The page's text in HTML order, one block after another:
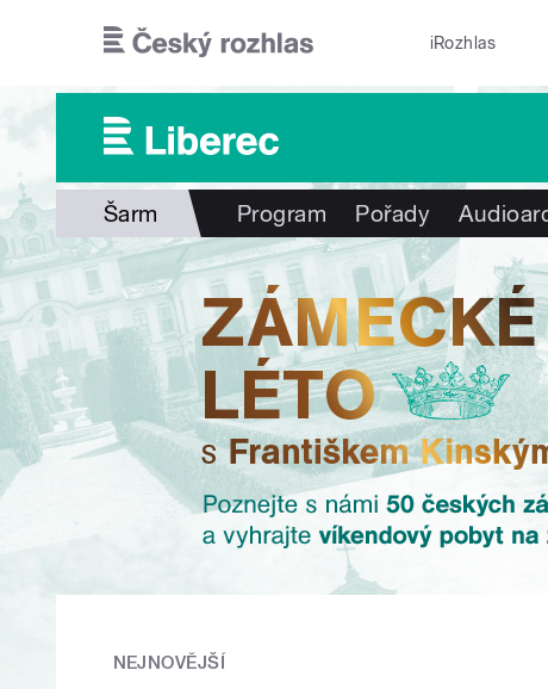
iRozhlas
Šarm Program Pořady
NEJNOVĚJŠÍ